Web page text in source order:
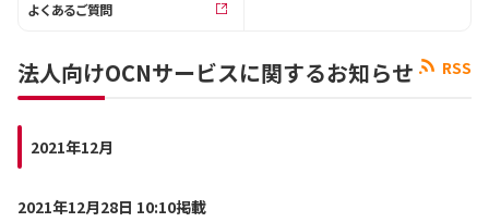
よくあるご質問
RSS
法人向けOCNサービスに関するお知らせ
2021年12月
2021年12月28日 10:10掲載